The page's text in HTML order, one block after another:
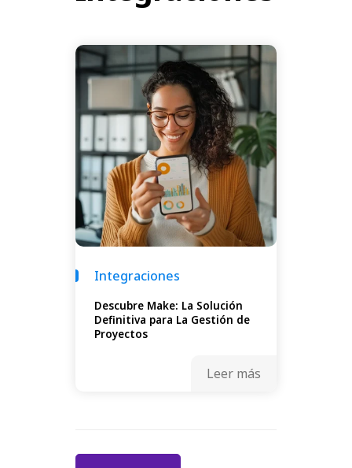
Integraciones
Descubre Make: La Solución
Definitiva para La Gestión de
Proyectos
Leer más